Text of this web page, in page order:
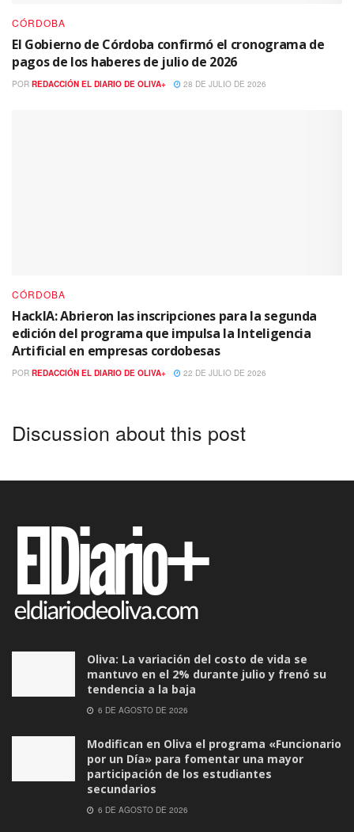
CÓRDOBA
El Gobierno de Córdoba confirmó el cronograma de
pagos de los haberes de julio de 2026
POR REDACCIÓN EL DIARIO DE OLIVA+ 28 DE JULIO DE 2026
CÓRDOBA
HackIA: Abrieron las inscripciones para la segunda
edición del programa que impulsa la Inteligencia
Artificial en empresas cordobesas
POR REDACCIÓN EL DIARIO DE OLIVA+ 22 DE JULIO DE 2026
Discussion about this post
Oliva: La variación del costo de vida se
mantuvo en el 2% durante julio y frenó su
tendencia a la baja
6 DE AGOSTO DE 2026
Modifican en Oliva el programa «Funcionario
por un Día» para fomentar una mayor
participación de los estudiantes
secundarios
6 DE AGOSTO DE 2026